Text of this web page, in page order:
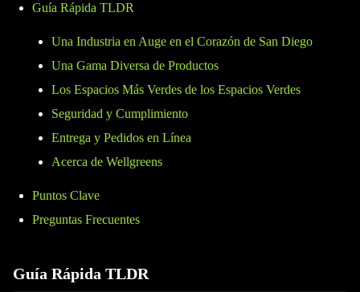
Guía Rápida TLDR
Una Industria en Auge en el Corazón de San Diego
Una Gama Diversa de Productos
Los Espacios Más Verdes de los Espacios Verdes
Seguridad y Cumplimiento
Entrega y Pedidos en Línea
Acerca de Wellgreens
Puntos Clave
Preguntas Frecuentes
Guía Rápida TLDR